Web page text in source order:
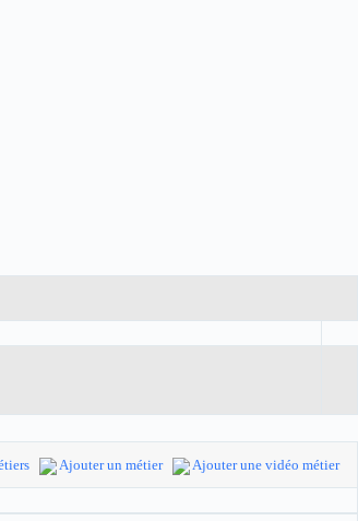
Ajouter un métier Ajouter une vidéo métier